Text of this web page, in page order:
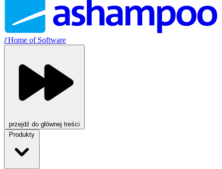
//Home of Software
przejdź do głównej treści
Produkty